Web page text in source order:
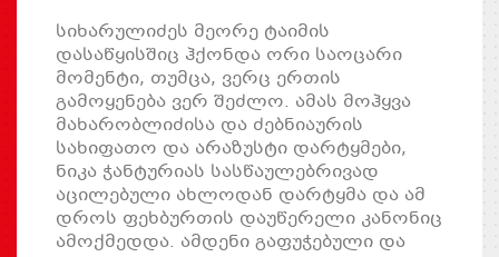
სიხარულიძეს მეორე ტაიმის
დასაწყისშიც ჰქონდა ორი საოცარი
მომენტი, თუმცა, ვერც ერთის
გამოყენება ვერ შეძლო. ამას მოჰყვა
მახარობლიძისა და ძებნიაურის
სახიფათო და არაზუსტი დარტყმები,
ნიკა ჭანტურიას სასწაულებრივად
აცილებული ახლოდან დარტყმა და ამ
დროს ფეხბურთის დაუწერელი კანონიც
ამოქმედდა. ამდენი გაფუჭებული და